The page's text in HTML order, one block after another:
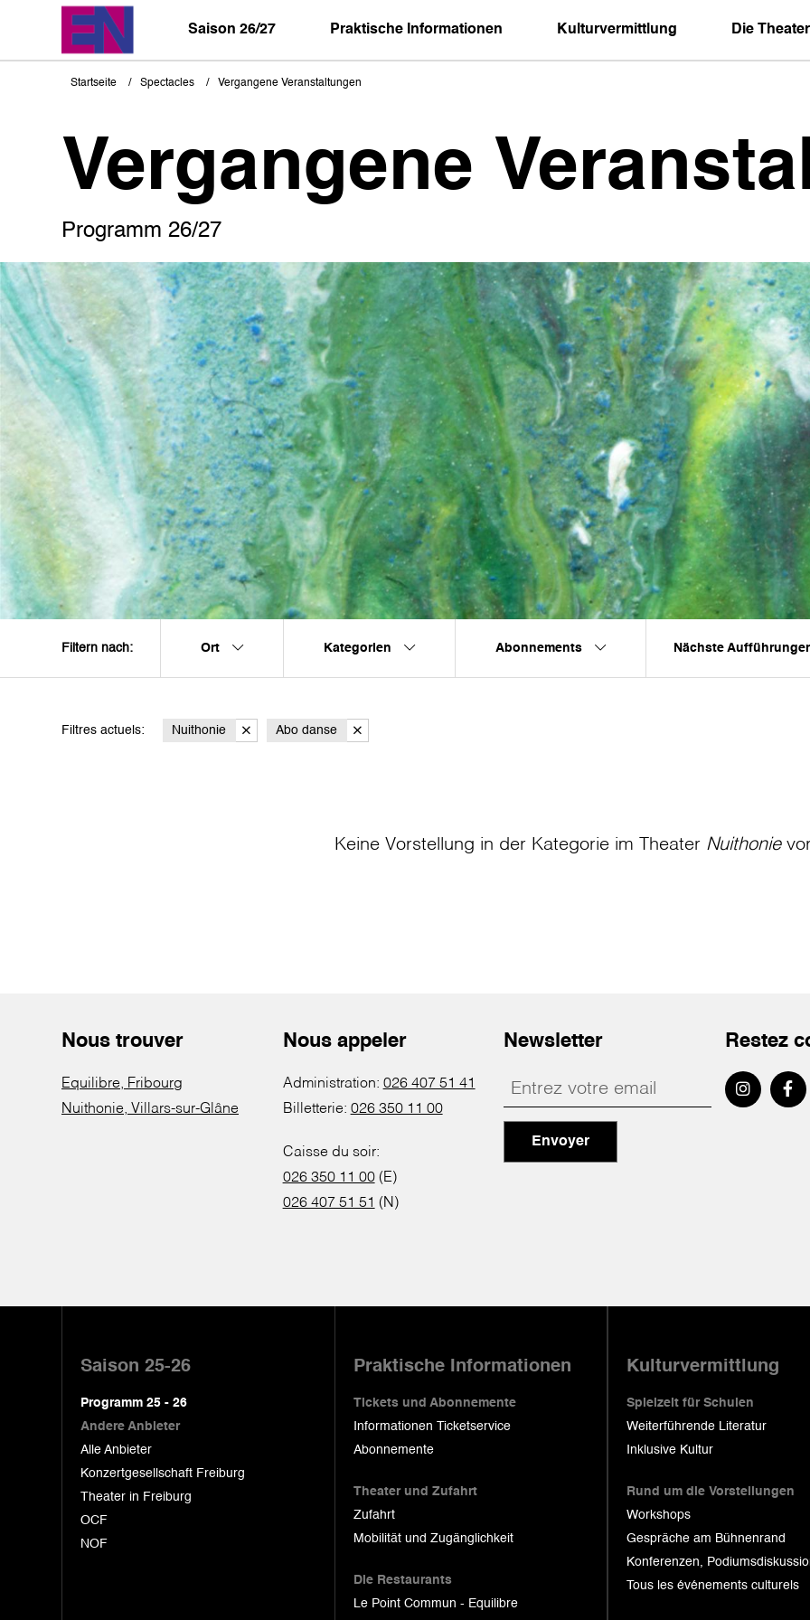
Saison 26/27 Praktische Informationen Kulturvermittlung Die Theater
Pfadnavigation
Startseite Spectacles Vergangene Veranstaltungen
Vergangene
Programm 26/27
Filtern nach: Ort Kategorien Abonnements Nächste
Filtres actuels: Nuithonie Abo danse
Keine Vorstellung in der Kategorie im Theater Nuithonie
Nous trouver
Equilibre, Fribourg
Nuithonie, Villars-sur-Glâne
Nous appeler
Administration: 026 407 51 41
Billetterie: 026 350 11 00
Caisse du soir:
026 350 11 00(E)
026 407 51 51 (N)
Newsletter
Envoyer
Restez
Saison 25-26
Programm 25 - 26
Andere Anbieter
Alle Anbieter
Konzertgesellschaft Freiburg
Theater in Freiburg
OCF
NOF
Praktische Informationen
Tickets und Abonnemente
Informationen Ticketservice
Abonnemente
Theater und Zufahrt
Zufahrt
Mobilität und Zugänglichkeit
Die Restaurants
Le Point Commun - Equilibre
Kulturvermittlung
Spielzeit für Schulen
Weiterführende Literatur
Inklusive Kultur
Rund um die Vorstellungen
Workshops
Gespräche am Bühnenrand
Konferenzen,
Tous les événements culturels